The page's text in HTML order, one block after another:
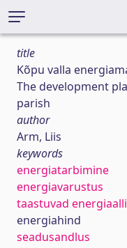
title
Kõpu valla
The development
parish
author
Arm, Liis
keywords
energiatarbimine
energiavarustus
taastuvad
energiahind
seadusandlus